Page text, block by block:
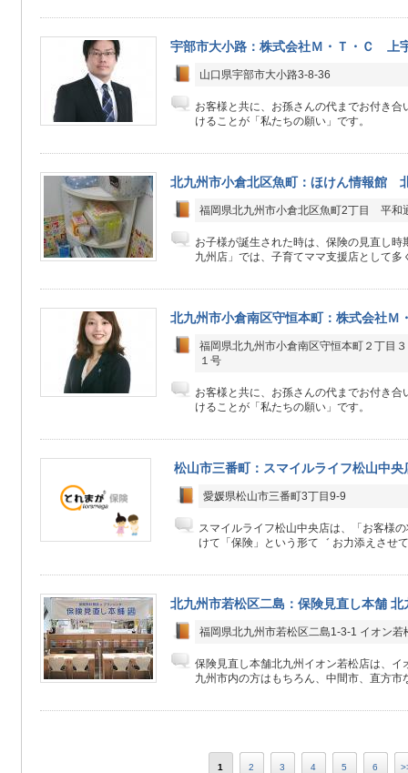
宇部市大小路：株式会社Ｍ・Ｔ・Ｃ 上
山口県宇部市大小路3-8-36
お客様と共に、お孫さんの代までお付き
けることが「私たちの願い」です。
北九州市小倉北区魚町：ほけん情報館
福岡県北九州市小倉北区魚町2丁目 平和
お子様が誕生された時は、保険の見直し
九州店」では、子育てママ支援店として多
北九州市小倉南区守恒本町：株式会社Ｍ
福岡県北九州市小倉南区守恒本町２丁目
１号
お客様と共に、お孫さんの代までお付き
けることが「私たちの願い」です。
松山市三番町：スマイルライフ松山中央
愛媛県松山市三番町3丁目9-9
スマイルライフ松山中央店は、「お客様
けて「保険」という形て゛ お力添えさせ
北九州市若松区二島：保険見直し本舗 北
福岡県北九州市若松区二島1-3-1 イオン若
保険見直し本舗北九州イオン若松店は、イ
九州市内の方はもちろん、中間市、直方市
1 2 3 4 5 6